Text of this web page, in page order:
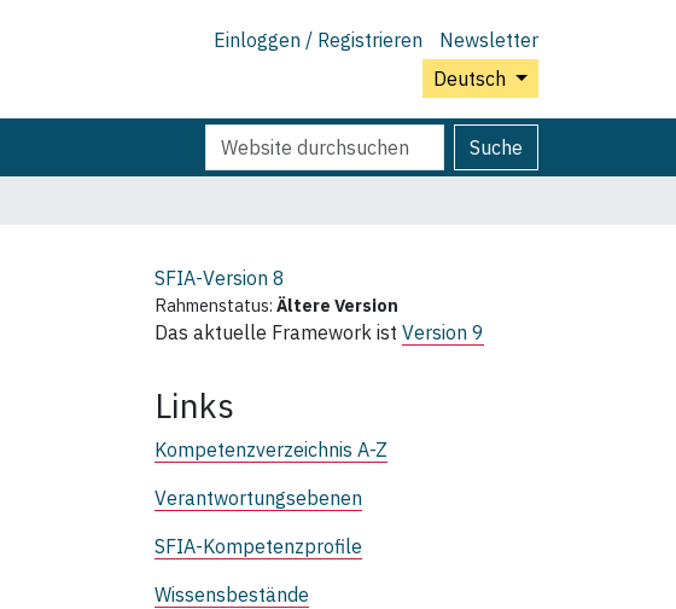
Einloggen / Registrieren
Newsletter
Deutsch
Website
durchsuchen
Suche
Erweiterte
Suche…
SFIA-Version 8
Rahmenstatus: Ältere Version
Das aktuelle Framework ist Version 9
Links
Kompetenzverzeichnis A-Z
Verantwortungsebenen
SFIA-Kompetenzprofile
Wissensbestände